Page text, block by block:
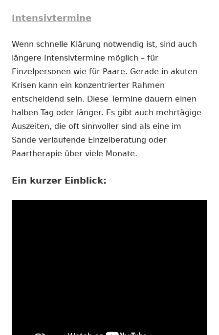
Intensivtermine
Wenn schnelle Klärung notwendig ist, sind auch
längere Intensivtermine möglich – für
Einzelpersonen wie für Paare. Gerade in akuten
Krisen kann ein konzentrierter Rahmen
entscheidend sein. Diese Termine dauern einen
halben Tag oder länger. Es gibt auch mehrtägige
Auszeiten, die oft sinnvoller sind als eine im
Sande verlaufende Einzelberatung oder
Paartherapie über viele Monate.
Ein kurzer Einblick: